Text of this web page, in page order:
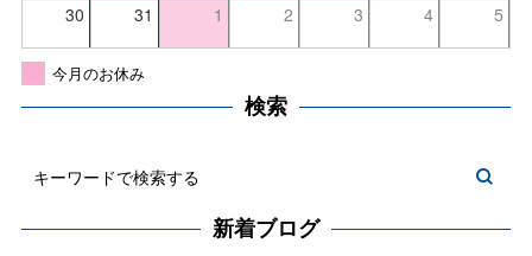
30 31 1 2 3 4 5
今月のお休み
検索
新着ブログ